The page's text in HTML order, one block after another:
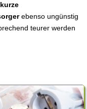
kurze
ebenso ungünstig
teurer werden